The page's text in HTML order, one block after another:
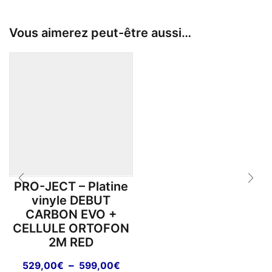
Vous aimerez peut-être aussi…
PRO-JECT – Platine
vinyle DEBUT
CARBON EVO +
CELLULE ORTOFON
2M RED
529,00€ – 599,00€Plage